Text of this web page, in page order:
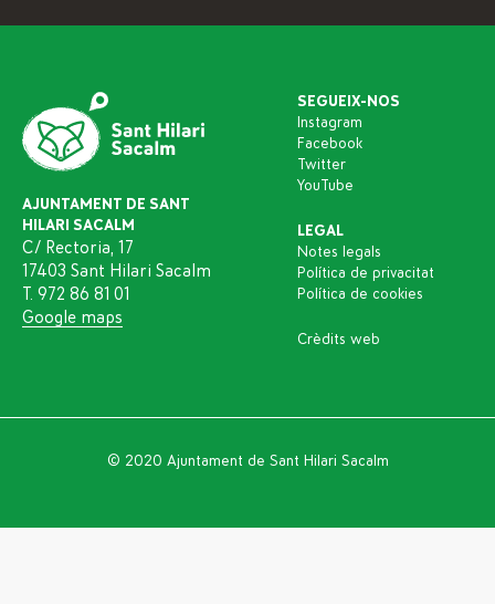
AJUNTAMENT DE SANT
HILARI SACALM
C/ Rectoria, 17
17403 Sant Hilari Sacalm
T. 972 86 81 01
Google maps
SEGUEIX-NOS
Instagram
Facebook
Twitter
YouTube
LEGAL
Notes legals
Política de privacitat
Política de cookies
Crèdits web
© 2020 Ajuntament de Sant Hilari Sacalm